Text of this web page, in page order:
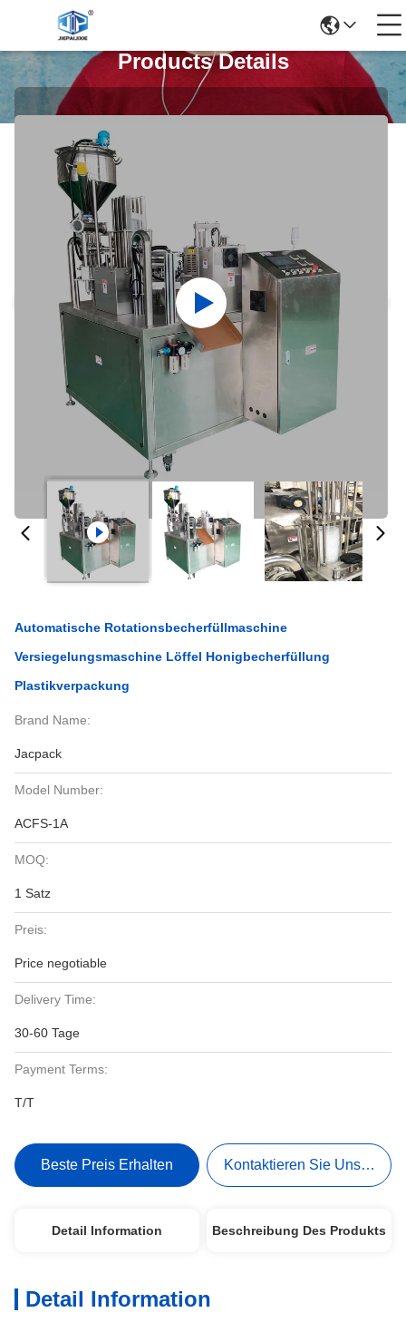
Products Details
Automatische Rotationsbecherfüllmaschine
Versiegelungsmaschine Löffel Honigbecherfüllung
Plastikverpackung
Brand Name:
Jacpack
Model Number:
ACFS-1A
MOQ:
1 Satz
Preis:
Price negotiable
Delivery Time:
30-60 Tage
Payment Terms:
T/T
Beste Preis Erhalten Kontaktieren Sie Uns Jetzt
Detail Information Beschreibung Des Produkts
Detail Information